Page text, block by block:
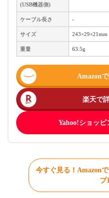
(USB機器側)
ケーブル長さ -
サイズ 243×29×21mm
重量 63.5g
Amazon
楽天で
Yahoo!ショッ
今すぐ見る！Amazon
ブ